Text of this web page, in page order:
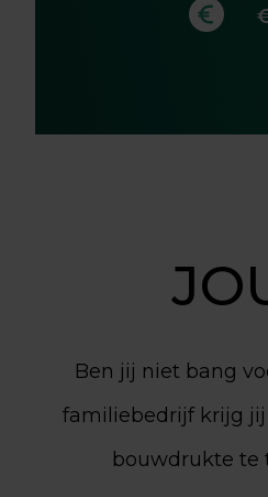
Ben jij niet bang
familiebedrijf krijg jij
bouwdrukte te